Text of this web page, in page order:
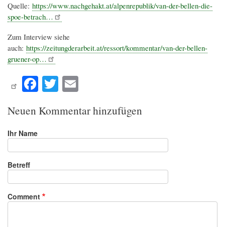
Quelle: https://www.nachgehakt.at/alpenrepublik/van-der-bellen-die-
spoe-betrach…
Zum Interview siehe
auch: https://zeitungderarbeit.at/ressort/kommentar/van-der-bellen-
gruener-op…
Fa
ce
bo
T
wi
tteail
Neuen Kommentar hinzufügen
Ihr Name
Betreff
Comment